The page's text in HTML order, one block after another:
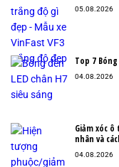
05.08.2026
Top 7
04.08.2026
Giảm xóc
nhân và
04.08.2026